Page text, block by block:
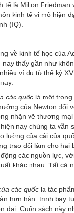
tế là Milton Friedman
kinh tế vi mô hiện
(IQ).
về kinh tế học của
nay thấy gần như
ví dụ từ thế kỷ
các quốc là một
của Newton đối
nhận về thương
nay chúng ta vẫn
lường của cải của
trao đổi làm cho
các nguồn lực,
khác nhau. Tất cả
các quốc là tác
hơn hẳn: trình bày
đại. Cuốn sách này